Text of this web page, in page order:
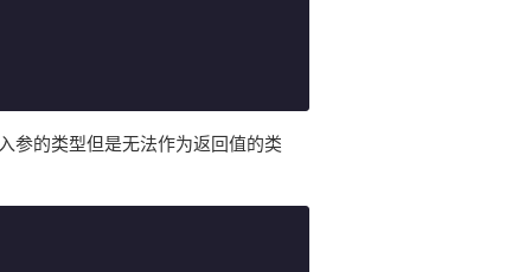
参的类型但是无法作为返回值的类